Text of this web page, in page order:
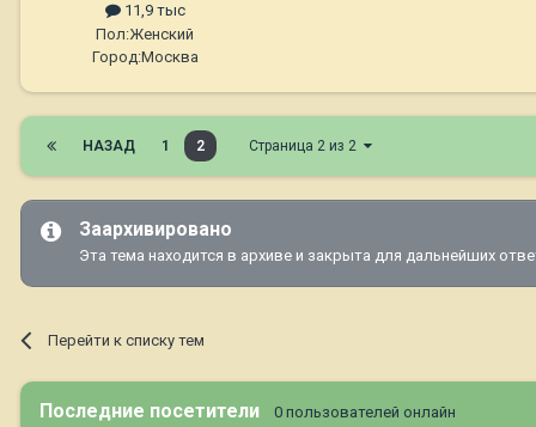
11,9 тыс
Пол:Женский
Город:Москва
НАЗАД 1 2 Страница 2 из 2
Заархивировано
Эта тема находится в архиве и закрыта для дальнейших
Перейти к списку тем
Последние посетители 0 пользователей онлайн